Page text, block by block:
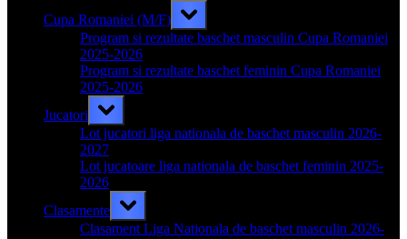
Cupa Romaniei (M/F)
Toggle
sub-
menu
Program si rezultate baschet masculin Cupa Romaniei
2025-2026
Program si rezultate baschet feminin Cupa Romaniei
2025-2026
Jucatori
Toggle
sub-
menu
Lot jucatori liga nationala de baschet masculin 2026-
2027
Lot jucatoare liga nationala de baschet feminin 2025-
2026
Clasamente
Toggle
sub-
menu
Clasament Liga Nationala de baschet masculin 2026-